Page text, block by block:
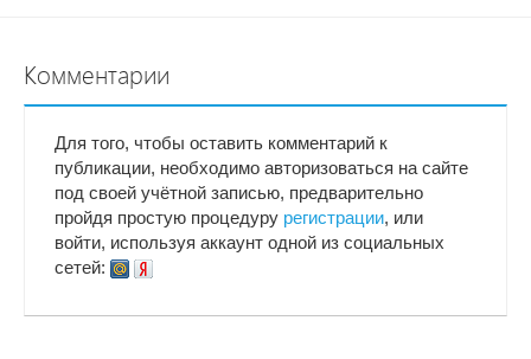
Комментарии
Для того, чтобы оставить комментарий к
публикации, необходимо авторизоваться на сайте
под своей учётной записью, предварительно
пройдя простую процедуру регистрации, или
войти, используя аккаунт одной из социальных
сетей: